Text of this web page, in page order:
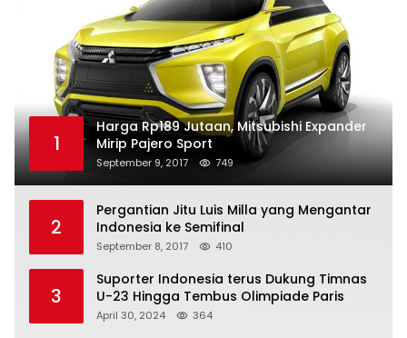
1
Harga Rp189 Jutaan, Mitsubishi Expander
Mirip Pajero Sport
September 9, 2017 749
2
Pergantian Jitu Luis Milla yang Mengantar
Indonesia ke Semifinal
September 8, 2017 410
3
Suporter Indonesia terus Dukung Timnas
U-23 Hingga Tembus Olimpiade Paris
April 30, 2024 364